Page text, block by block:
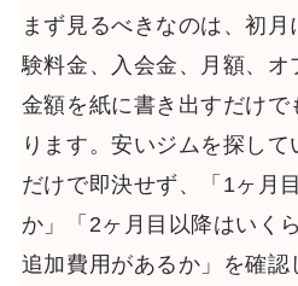
まず見るべきなのは、初
験料金、入会金、月額、オ
金額を紙に書き出すだけで
ります。安いジムを探し
だけで即決せず、「1ヶ月
か」「2ヶ月目以降はいく
追加費用があるか」を確認